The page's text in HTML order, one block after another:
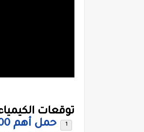
توقعات
حمل أهم 100 سؤال فى الكيمياء للثانوية العامة